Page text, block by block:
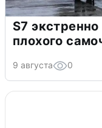
S7
плохого
9 августа 0